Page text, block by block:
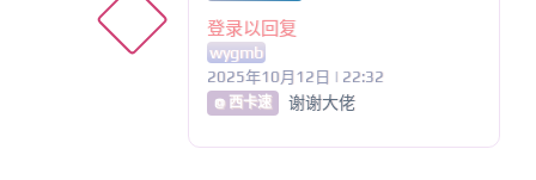
登录以回复
wygmb
2025年10月12日 | 22:32
@ 西卡速 谢谢大佬